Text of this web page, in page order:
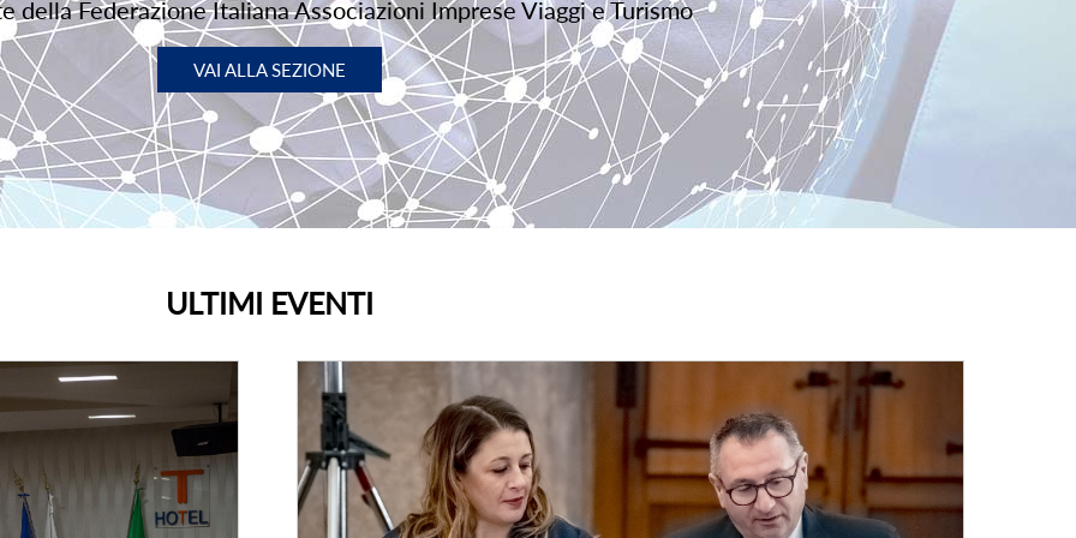
della Federazione Italiana Associazioni Imprese Viaggi e Turismo
VAI ALLA SEZIONE
ULTIMI EVENTI